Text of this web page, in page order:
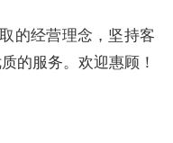
的经营理念，坚持客
的服务。欢迎惠顾！